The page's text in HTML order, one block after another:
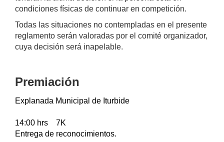
condiciones físicas de continuar en competición.
Todas las situaciones no contempladas en el presente
reglamento serán valoradas por el comité organizador,
cuya decisión será inapelable.
Premiación
Explanada Municipal de Iturbide
14:00 hrs 7K
Entrega de reconocimientos.